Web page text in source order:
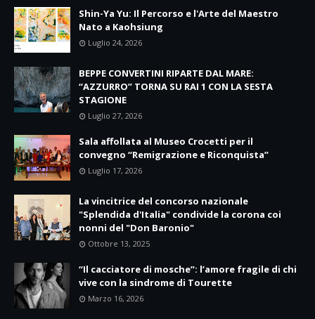
Shin-Ya Yu: Il Percorso e l'Arte del Maestro
Nato a Kaohsiung
Luglio 24, 2026
BEPPE CONVERTINI RIPARTE DAL MARE:
“AZZURRO” TORNA SU RAI 1 CON LA SESTA
STAGIONE
Luglio 27, 2026
Sala affollata al Museo Crocetti per il
convegno “Remigrazione e Riconquista”
Luglio 17, 2026
La vincitrice del concorso nazionale
"Splendida d'Italia" condivide la corona coi
nonni del "Don Baronio"
Ottobre 13, 2025
“Il cacciatore di mosche”: l’amore fragile di chi
vive con la sindrome di Tourette
Marzo 16, 2026